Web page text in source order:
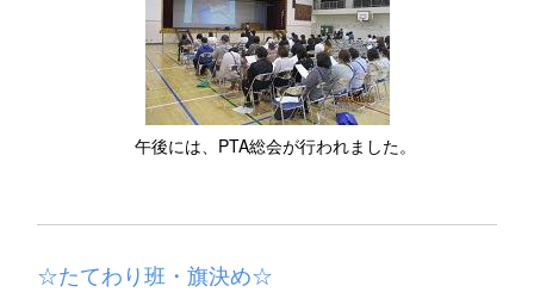
午後には、PTA総会が行われました。
☆たてわり班・旗決め☆